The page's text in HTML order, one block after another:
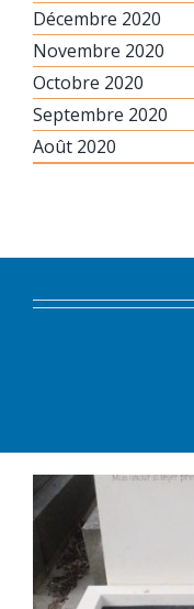
Décembre 2020
Novembre 2020
Octobre 2020
Septembre 2020
Août 2020